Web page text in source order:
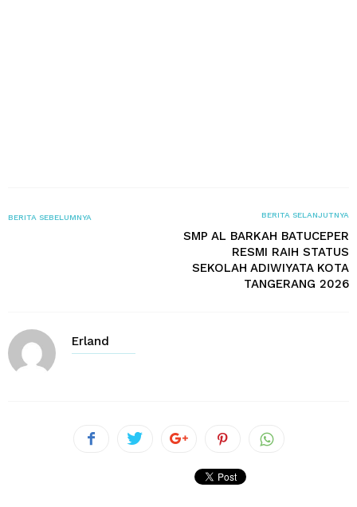
BERITA SEBELUMNYA BERITA SELANJUTNYA
SMP AL BARKAH BATUCEPER
RESMI RAIH STATUS
SEKOLAH ADIWIYATA KOTA
TANGERANG 2026
Erland